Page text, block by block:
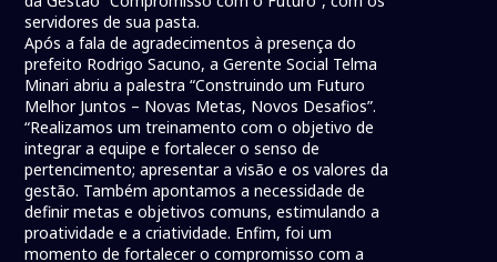
servidores de sua pasta.
Após a fala de agradecimentos à presença do
prefeito Rodrigo Sacuno, a Gerente Social Telma
Minari abriu a palestra “Construindo um Futuro
Melhor Juntos – Novas Metas, Novos Desafios”.
“Realizamos um treinamento com o objetivo de
integrar a equipe e fortalecer o senso de
pertencimento; apresentar a visão e os valores da
gestão. Também apontamos a necessidade de
definir metas e objetivos comuns, estimulando a
proatividade e a criatividade. Enfim, foi um
momento de fortalecer o compromisso com a